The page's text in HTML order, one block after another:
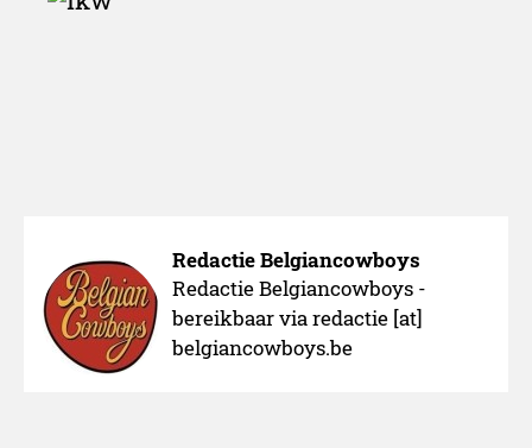
Redactie Belgiancowboys
Redactie Belgiancowboys -
bereikbaar via redactie [at]
belgiancowboys.be